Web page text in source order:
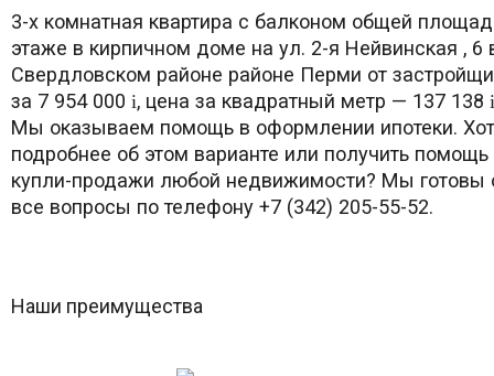
3-х комнатная квартира с балконом общей
этаже в кирпичном доме на ул. 2-я Нейвинская , 6
Свердловском районе районе Перми от
за 7 954 000 i, цена за квадратный метр — 137 138 i
Мы оказываем помощь в оформлении ипотеки.
подробнее об этом варианте или получить помощь
купли-продажи любой недвижимости? Мы готовы
все вопросы по телефону +7 (342) 205-55-52.
Наши преимущества